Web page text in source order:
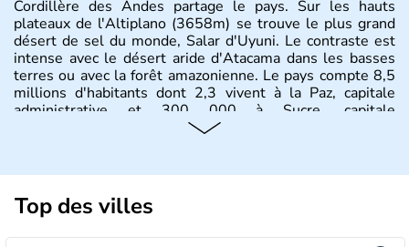
Cordillère des Andes partage le pays. Sur les hauts
plateaux de l'Altiplano (3658m) se trouve le plus grand
désert de sel du monde, Salar d'Uyuni. Le contraste est
intense avec le désert aride d'Atacama dans les basses
terres ou avec la forêt amazonienne. Le pays compte 8,5
millions d'habitants dont 2,3 vivent à la Paz, capitale
administrative et 300 000 à Sucre, capitale
Top des villes